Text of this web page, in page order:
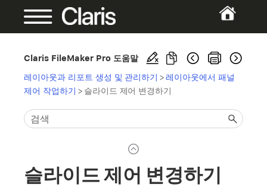
Claris FileMaker Pro 도움말
레이아웃과 리포트 생성 및 관리하기 >레이아웃에서 패널
제어 작업하기 > 슬라이드 제어 변경하기
슬라이드 제어 변경하기